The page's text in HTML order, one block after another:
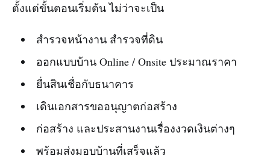
ตั้งแต่ขั้นตอนเริ่มต้น ไม่ว่าจะเป็น
สำรวจหน้างาน สำรวจที่ดิน
ออกแบบบ้าน Online / Onsite ประมาณราคา
ยื่นสินเชื่อกับธนาคาร
เดินเอกสารขออนุญาตก่อสร้าง
ก่อสร้าง และประสานงานเรื่องงวดเงินต่างๆ
พร้อมส่งมอบบ้านที่เสร็จแล้ว